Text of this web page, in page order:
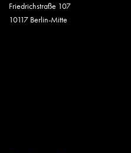
Friedrichstraße 107
10117 Berlin-Mitte